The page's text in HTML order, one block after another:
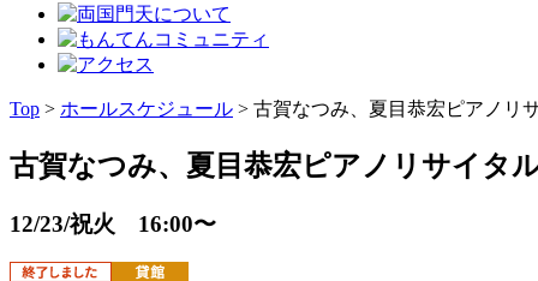
Top > ホールスケジュール > 古賀なつみ、夏目恭宏ピアノリ
古賀なつみ、夏目恭宏ピアノリサイタ
12/23/祝火 16:00〜